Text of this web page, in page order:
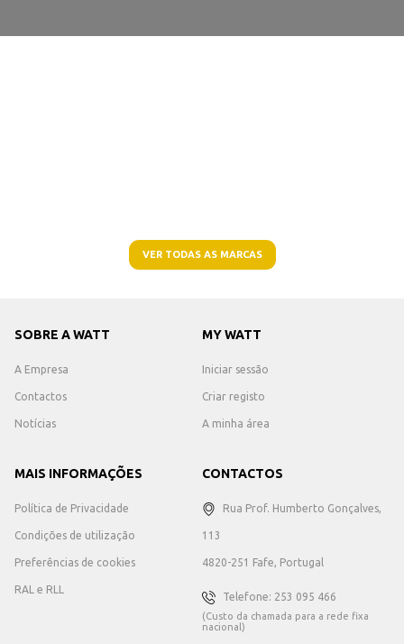
VER TODAS AS MARCAS
SOBRE A WATT
A Empresa
Contactos
Notícias
MY WATT
Iniciar sessão
Criar registo
A minha área
MAIS INFORMAÇÕES
Política de Privacidade
Condições de utilização
Preferências de cookies
RAL e RLL
CONTACTOS
Rua Prof. Humberto Gonçalves,
113
4820-251 Fafe, Portugal
Telefone: 253 095 466
(Custo da chamada para a rede fixa
nacional)